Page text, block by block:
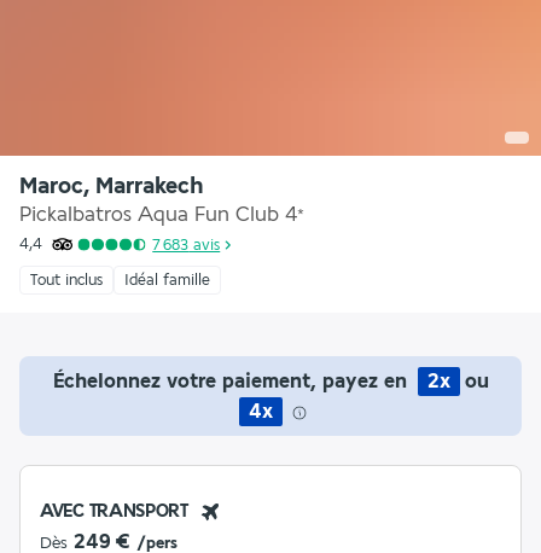
Maroc, Marrakech
Pickalbatros Aqua Fun Club 4*
4,4 7 683 avis
Tout inclus Idéal famille
Échelonnez votre paiement, payez en 2x
ou
4x
AVEC TRANSPORT
Dès 249 € /pers